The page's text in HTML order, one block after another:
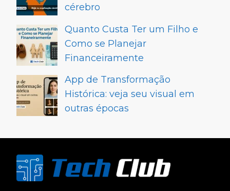
cérebro
Quanto Custa Ter um Filho e
Como se Planejar
Financeiramente
App de Transformação
Histórica: veja seu visual em
outras épocas